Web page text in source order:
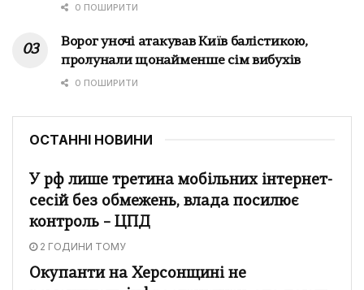
0 ПОШИРИТИ
Ворог уночі атакував Київ балістикою,
пролунали щонайменше сім вибухів
0 ПОШИРИТИ
ОСТАННІ НОВИНИ
У рф лише третина мобільних інтернет-
сесій без обмежень, влада посилює
контроль – ЦПД
2 ГОДИНИ ТОМУ
Окупанти на Херсонщині не